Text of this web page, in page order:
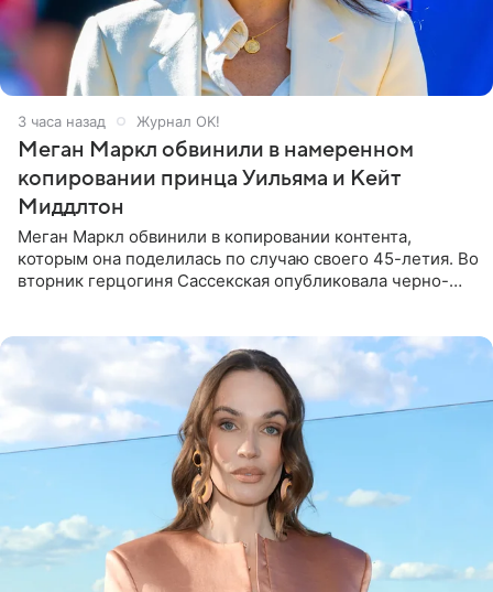
3 часа назад Журнал OK!
Меган Маркл обвинили в намеренном
копировании принца Уильяма и Кейт
Миддлтон
Меган Маркл обвинили в копировании контента,
которым она поделилась по случаю своего 45-летия. Во
вторник герцогиня Сассекская опубликовала черно-